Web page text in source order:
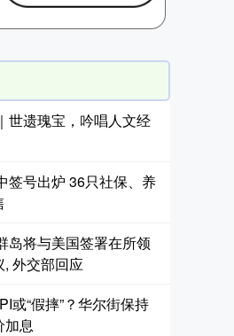
世遗瑰宝，吟唱人文经
签号出炉 36只社保、养
岛将与美国签署在所领
外交部回应
或“假摔”？华尔街保持
加息